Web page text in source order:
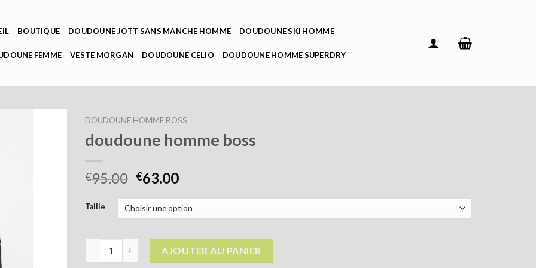
BOUTIQUE DOUDOUNE JOTT SANS MANCHE HOMME DOUDOUNE SKI HOMME
FEMME VESTE MORGAN DOUDOUNE CELIO DOUDOUNE HOMME SUPERDRY
DOUDOUNE HOMME BOSS
doudoune homme boss
€95.00 €63.00
Taille
AJOUTER AU PANIER